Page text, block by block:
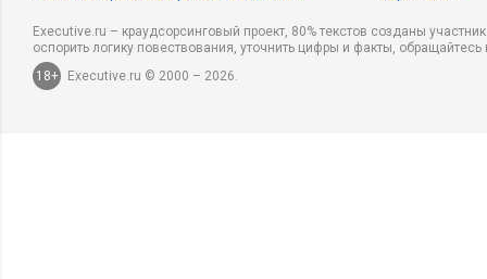
Executive.ru – краудсорсинговый проект, 80% текстов созданы
оспорить логику повествования, уточнить цифры и факты,
18+
Executive.ru © 2000 – 2026.